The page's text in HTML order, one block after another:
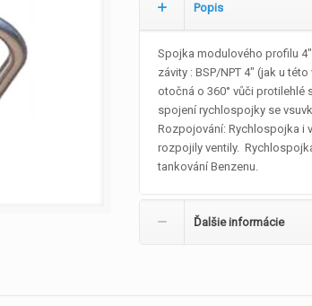
Popis
Spojka modulového profilu
závity : BSP/NPT 4″ (jak u
otočná o 360° vůči protilehlé
spojení rychlospojky se
Rozpojování: Rychlospojka i
rozpojily ventily.
tankování Benzenu.
Ďalšie informácie